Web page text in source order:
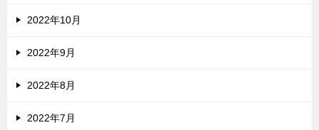
2022年10月
2022年9月
2022年8月
2022年7月